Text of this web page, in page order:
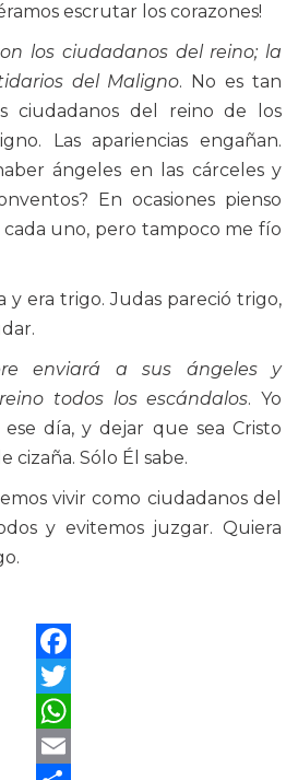
escrutar los corazones!
los ciudadanos del reino; la
del Maligno. No es tan
ciudadanos del reino de los
Las apariencias engañan.
ángeles en las cárceles y
En ocasiones pienso
uno, pero tampoco me fío
y era trigo. Judas pareció trigo,
enviará a sus ángeles y
todos los escándalos. Yo
día, y dejar que sea Cristo
cizaña. Sólo Él sabe.
vivir como ciudadanos del
y evitemos juzgar. Quiera
Facebook
Twitter
WhatsApp